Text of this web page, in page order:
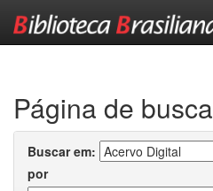
Página de busca
Buscar em:
por